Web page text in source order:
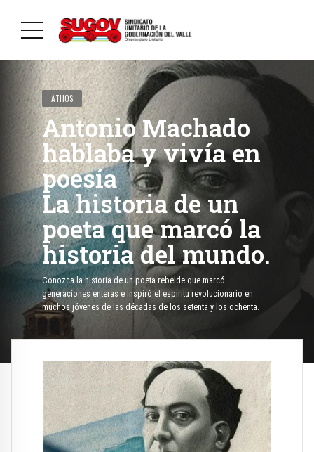
ATHOS
Antonio Machado
hablaba y vivía en
poesía
La historia de un
poeta que marcó la
historia del mundo.
Conozca la historia de un poeta rebelde que marcó
generaciones enteras e inspiró el espíritu revolucionario en
muchos jóvenes de las décadas de los setenta y los ochenta.